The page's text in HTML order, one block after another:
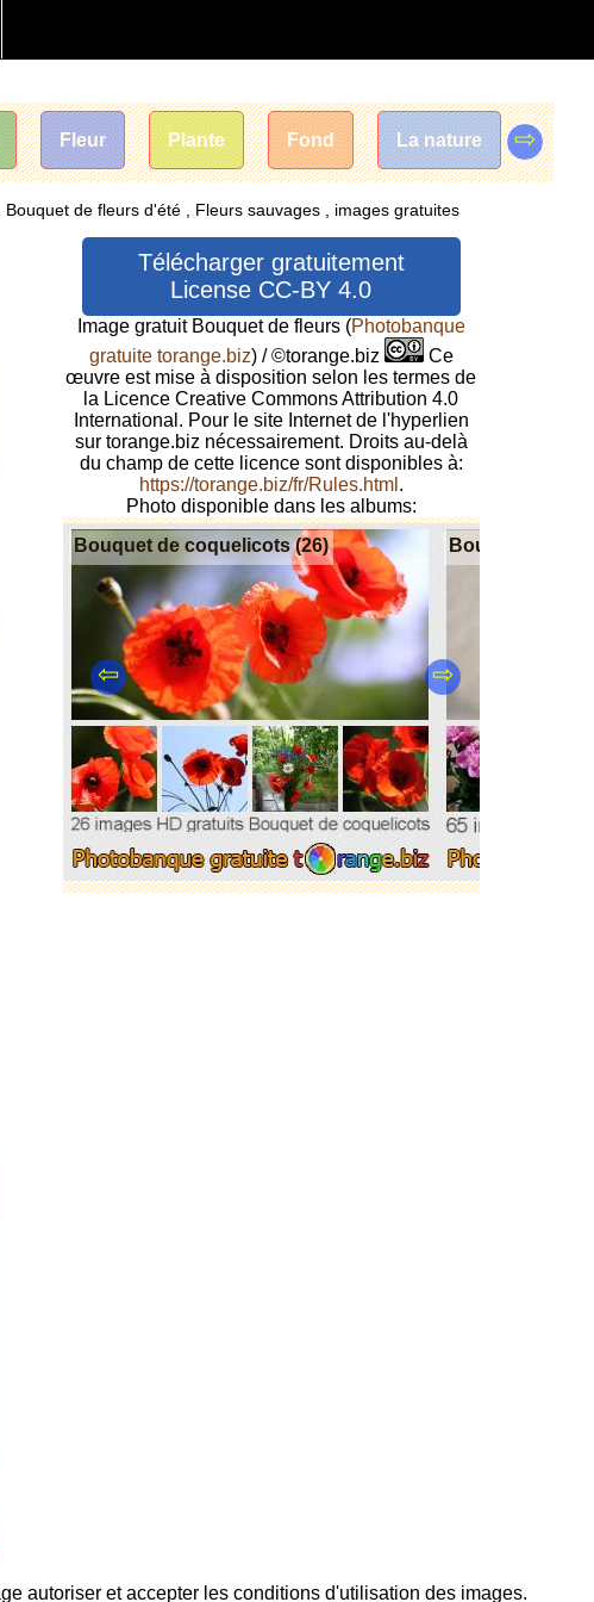
Fleur Plante Fond La nature ⇨
de fleurs d'été , Fleurs sauvages , images gratuites
Télécharger gratuitement
License CC-BY 4.0
Image gratuit Bouquet de fleurs (Photobanque
gratuite torange.biz) / ©torange.biz
Ce
œuvre est mise à disposition selon les termes de
la Licence Creative Commons Attribution 4.0
International. Pour le site Internet de l'hyperlien
sur torange.biz nécessairement. Droits au-delà
du champ de cette licence sont disponibles à:
https://torange.biz/fr/Rules.html .
Photo disponible dans les albums:
Bouquet de coquelicots (26)
Bouquet de
⇦ ⇨
autoriser et accepter les conditions d'utilisation des images.